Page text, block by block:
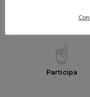
Webs temáticas
Participa